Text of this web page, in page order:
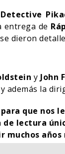
Detective
entrega de
dieron
y John
además la
que nos
lectura
muchos
DEL
FINAL